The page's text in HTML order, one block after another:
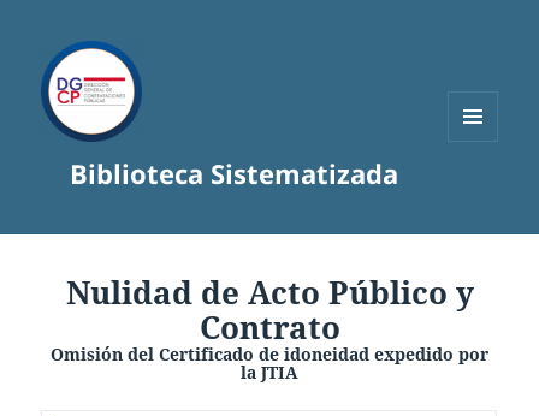
Biblioteca Sistematizada
Nulidad de Acto Público y
Contrato
Omisión del Certificado de idoneidad expedido por
la JTIA